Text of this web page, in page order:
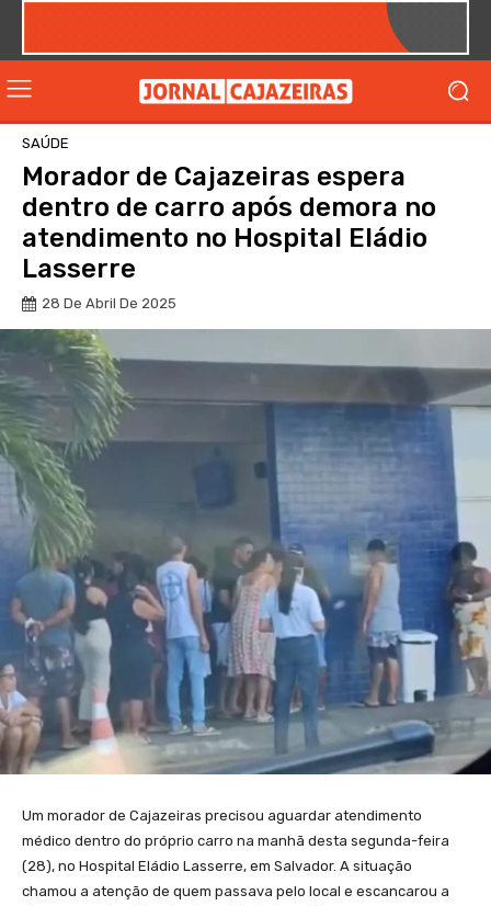
SAÚDE
Morador de Cajazeiras espera
dentro de carro após demora no
atendimento no Hospital Eládio
Lasserre
28 De Abril De 2025
Um morador de Cajazeiras precisou aguardar atendimento
médico dentro do próprio carro na manhã desta segunda-feira
(28), no Hospital Eládio Lasserre, em Salvador. A situação
chamou a atenção de quem passava pelo local e escancarou a